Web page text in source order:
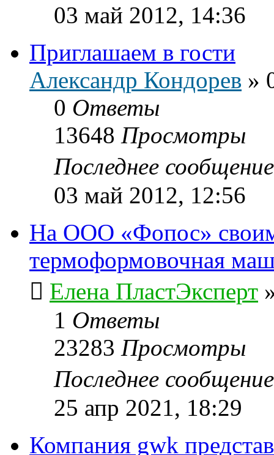
03 май 2012, 14:36
Приглашаем в гости
Александр Кондорев »
0 Ответы
13648 Просмотры
Последнее
03 май 2012, 12:56
На ООО «Фопос»
термоформовочная
Елена ПластЭксперт
1 Ответы
23283 Просмотры
Последнее
25 апр 2021, 18:29
Компания gwk